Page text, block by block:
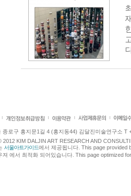
종로구 홍지문1길 4 (홍지동44) 김달진미술연구소 T
2012 KIM DALJIN ART RESEARCH AND
서울아트가이드에서 제공됩니다. This page provided
져 에서 최적화 되어있습니다. This page optimized